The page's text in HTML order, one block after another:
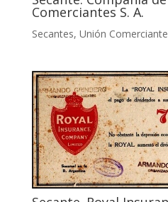
Comerciantes S. A.
Secantes, Unión